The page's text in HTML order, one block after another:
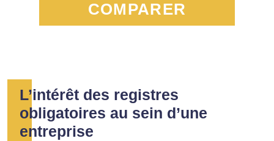
COMPARER
L’intérêt des registres
obligatoires au sein d’une
entreprise